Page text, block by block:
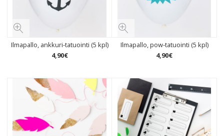
Ilmapallo, ankkuri-tatuointi (5 kpl)
4,90€
Ilmapallo, pow-tatuointi (5 kpl)
4,90€